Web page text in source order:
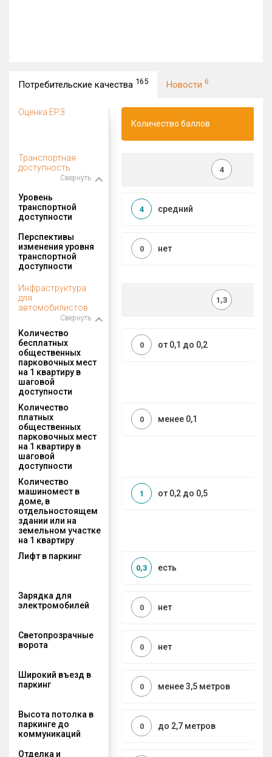
Потребительские качества 165 Новости 6
Оценка ЕРЗ
Количество баллов
Транспортная
доступность
Свернуть
4
Уровень
транспортной
доступности
средний
4
Перспективы
изменения уровня
транспортной
доступности
нет
0
Инфраструктура
для
автомобилистов
Свернуть
1,3
Количество
бесплатных
общественных
парковочных мест
на 1 квартиру в
шаговой
доступности
от 0,1 до 0,2
0
Количество
платных
общественных
парковочных мест
на 1 квартиру в
шаговой
доступности
менее 0,1
0
Количество
машиномест в
доме, в
отдельностоящем
здании или на
земельном участке
на 1 квартиру
от 0,2 до 0,5
1
Лифт в паркинг
есть
0,3
Зарядка для
электромобилей
нет
0
Светопрозрачные
ворота
нет
0
Широкий въезд в
паркинг
менее 3,5 метров
0
Высота потолка в
паркинге до
коммуникаций
до 2,7 метров
0
Отделка и